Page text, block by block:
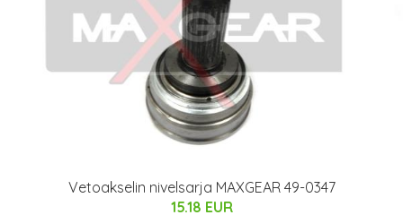
Vetoakselin nivelsarja MAXGEAR 49-0347
15.18 EUR